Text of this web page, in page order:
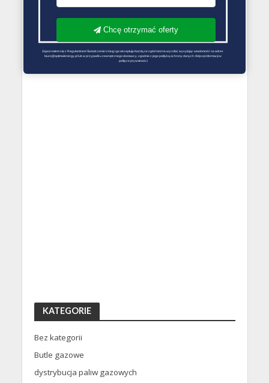
KATEGORIE
Bez kategorii
Butle gazowe
dystrybucja paliw gazowych
Chcę otrzymać oferty
Zapoznałem się z Regulaminem Świadczenie Usług i go akceptuję Każdą ze zgód można wycofać wysyłając wiadomość na adres
biuro@optimalenergy.pl lub w przypadku zewnętrznego dostawcy, zgodnie z jego polityką ochrony danych. Więcej informacji w
polityce prywatności